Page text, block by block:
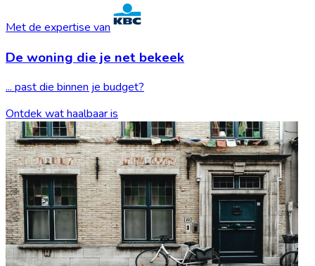
Met de expertise van
De woning die je net bekeek
... past die binnen je budget?
Ontdek wat haalbaar is